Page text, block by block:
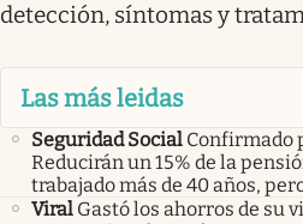
detección, síntomas y
Las más leidas
Seguridad Social Confirmado
Reducirán un 15% de la
trabajado más de 40 años,
Viral Gastó los ahorros de su